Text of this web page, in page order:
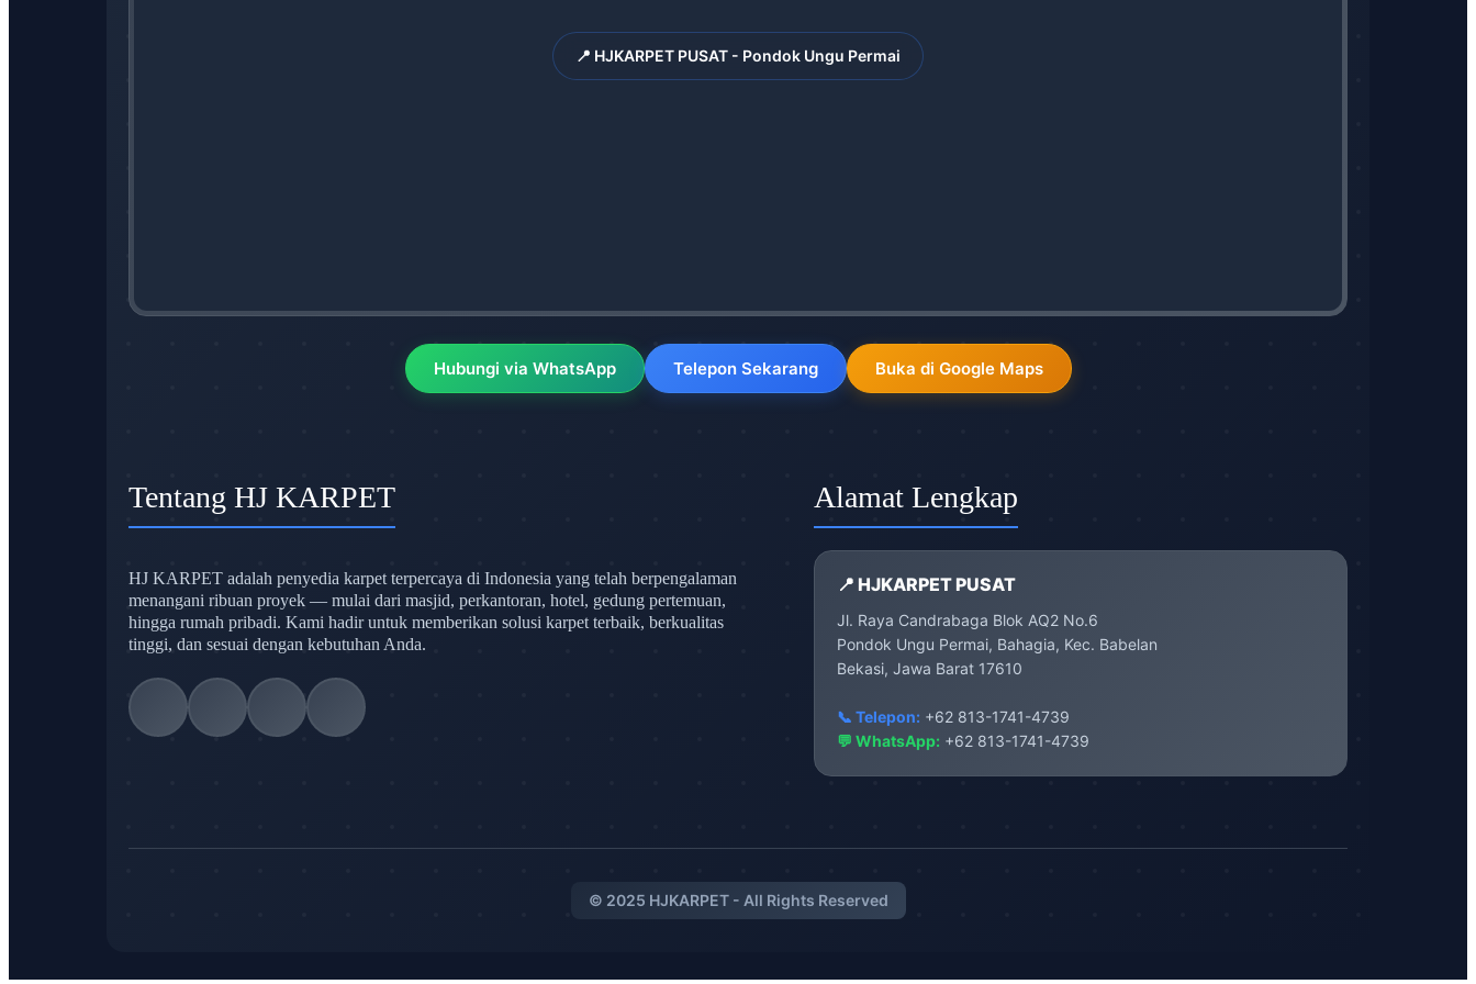
📍 HJKARPET PUSAT - Pondok Ungu Permai
Hubungi via WhatsApp Telepon Sekarang Buka di Google Maps
Tentang HJ KARPET
HJ KARPET adalah penyedia karpet terpercaya di Indonesia yang telah berpengalaman
menangani ribuan proyek — mulai dari masjid, perkantoran, hotel, gedung pertemuan,
hingga rumah pribadi. Kami hadir untuk memberikan solusi karpet terbaik, berkualitas
tinggi, dan sesuai dengan kebutuhan Anda.
Alamat Lengkap
📍 HJKARPET PUSAT
Jl. Raya Candrabaga Blok AQ2 No.6
Pondok Ungu Permai, Bahagia, Kec. Babelan
Bekasi, Jawa Barat 17610
📞 Telepon:+62 813-1741-4739
💬 WhatsApp: +62 813-1741-4739
© 2025 HJKARPET - All Rights Reserved